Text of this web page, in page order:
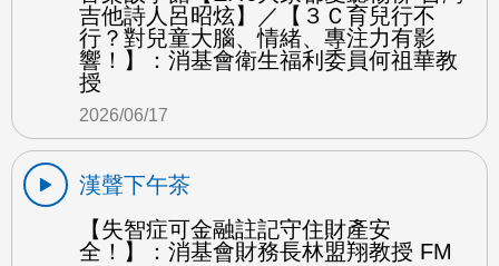
吉他詩人呂昭炫】／【３Ｃ育兒行不
行？對兒童大腦、情緒、專注力有影
響！】：消基會衛生福利委員何祖華教
授
2026/06/17
漢聲下午茶
【失智症可金融註記守住財產安
全！】：消基會財務長林盟翔教授 FM